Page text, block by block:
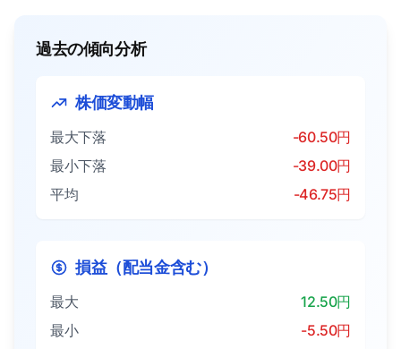
過去の傾向分析
株価変動幅
最大下落
-60.50円
最小下落
-39.00円
平均
-46.75円
損益（配当金含む）
最大
12.50円
最小
-5.50円